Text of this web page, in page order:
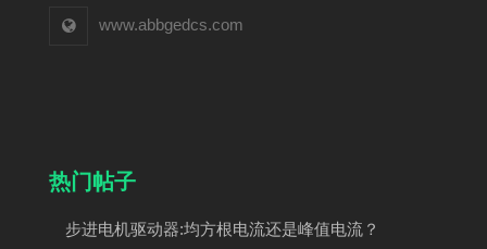
www.abbgedcs.com
热门帖子
步进电机驱动器:均方根电流还是峰值电流？